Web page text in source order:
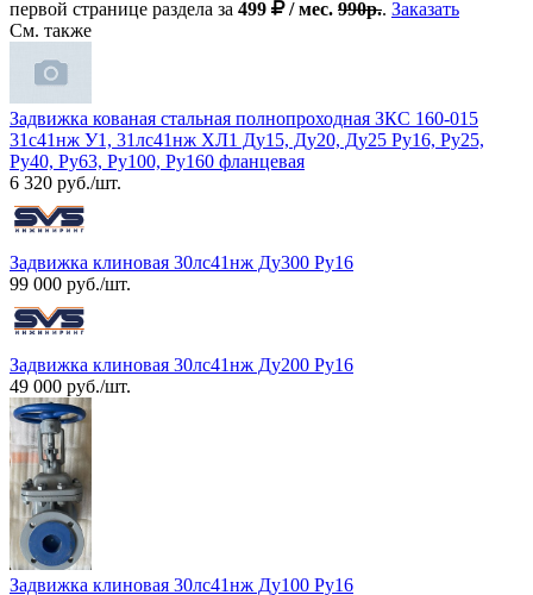
первой странице раздела за 499 / мес. 990р.. Заказать
См. также
Задвижка кованая стальная полнопроходная ЗКС 160-015
31с41нж У1, 31лс41нж ХЛ1 Ду15, Ду20, Ду25 Ру16, Ру25,
Ру40, Ру63, Ру100, Ру160 фланцевая
6 320 руб./шт.
Задвижка клиновая 30лс41нж Ду300 Ру16
99 000 руб./шт.
Задвижка клиновая 30лс41нж Ду200 Ру16
49 000 руб./шт.
Задвижка клиновая 30лс41нж Ду100 Ру16